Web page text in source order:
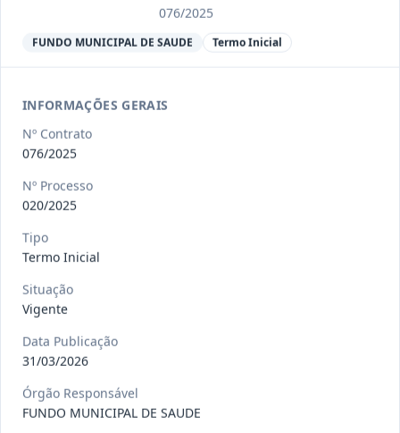
Termo
contrato a contratação de emp
Situação
012-
2023
Termo
Inicial
para apresentação musi
011-
Contratação de empresa especializada
076/2025
FUNDO MUNICIPAL DE SAUDE Termo Inicial
INFORMAÇÕES GERAIS
Nº Contrato
076/2025
Nº Processo
020/2025
Tipo
Termo Inicial
Situação
Vigente
Data Publicação
31/03/2026
Órgão Responsável
FUNDO MUNICIPAL DE SAUDE